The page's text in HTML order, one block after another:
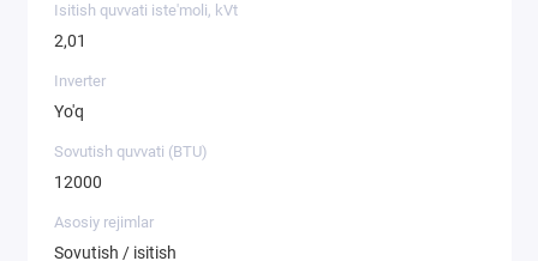
Isitish quvvati iste'moli, kVt
2,01
Inverter
Yo'q
Sovutish quvvati (BTU)
12000
Asosiy rejimlar
Sovutish / isitish